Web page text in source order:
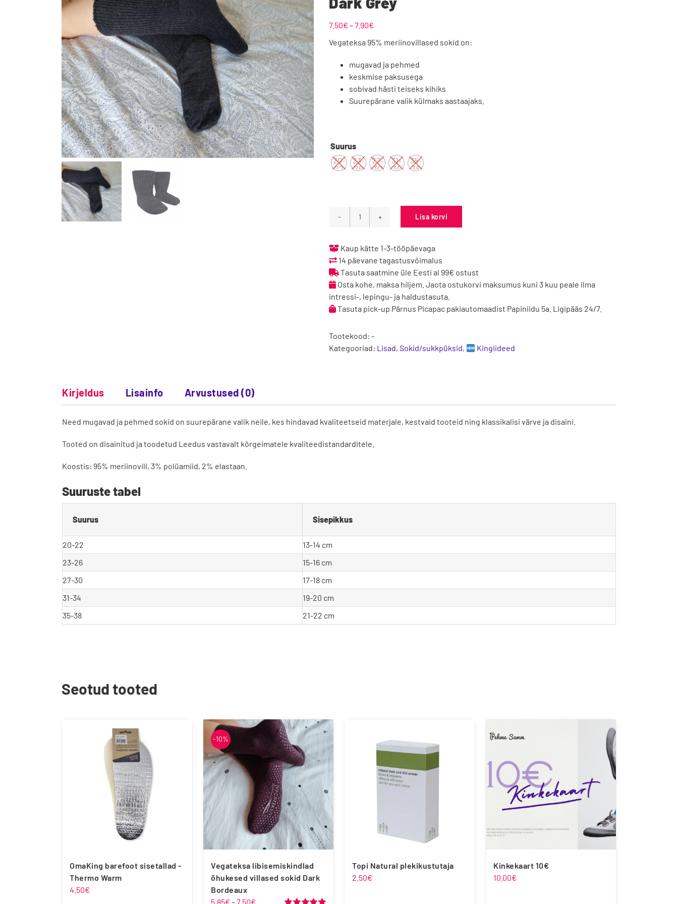
Dodo Shoes Froddo
Slipstop Playshoes
Stitch & Walk
7.50€ –7.90€
kuni
7.90€
Vegateksa 95% meriinovillased sokid on:
mugavad ja pehmed
keskmise paksusega
sobivad hästi teiseks kihiks
Suurepärane valik külmaks aastaajaks.
Suurus
20-
22
23-
26
27-
30
31-
34
35-
38
Vegateksa
meriinovillased
sokid
-
Dark
Grey
kogus
Lisa korvi
Kaup kätte 1-3-tööpäevaga
14 päevane tagastusvõimalus
Tasuta saatmine üle Eesti al 99€ ostust
Osta kohe, maksa hiljem. Jaota ostukorvi maksumus kuni 3 kuu peale ilma
intressi-, lepingu- ja haldustasuta.
Tasuta pick-up Pärnus Picapac pakiautomaadist Papiniidu 5a. Ligipääs 24/7.
Tootekood: -
Kategooriad: Lisad, Sokid/sukkpüksid, Kingiideed
Kirjeldus Lisainfo Arvustused (0)
Need mugavad ja pehmed sokid on suurepärane valik neile, kes hindavad kvaliteetseid materjale, kestvaid tooteid ning klassikalisi värve ja disaini.
Tooted on disainitud ja toodetud Leedus vastavalt kõrgeimatele kvaliteedistandarditele.
Koostis: 95% meriinovill, 3% polüamiid, 2% elastaan.
Suuruste tabel
Suurus Sisepikkus
20-22
13-14 cm
23-26
15-16 cm
27-30
17-18 cm
31-34
19-20 cm
35-38
21-22 cm
Seotud tooted
OmaKing barefoot sisetallad -
Thermo Warm
4.50€
-10%
Vegateksa libisemiskindlad
õhukesed villased sokid Dark
Bordeaux
5.85€ –7.50€ Hinnavahemik:
Topi Natural plekikustutaja
2.50€
Kinkekaart 10€
10.00€